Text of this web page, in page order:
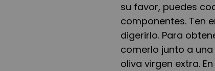
su favor, puedes
componentes. Ten
digerirlo. Para
comerlo junto a
oliva virgen extra.